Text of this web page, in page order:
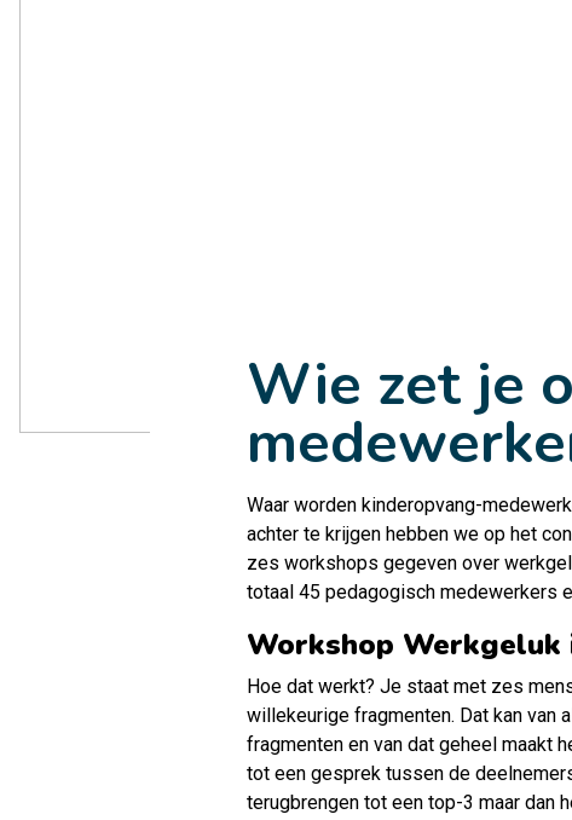
Wie zet je
Waar worden kinderopvang-
achter te krijgen hebben we op het
zes workshops gegeven over
totaal 45 pedagogisch medewerkers
Workshop Werkgeluk
Hoe dat werkt? Je staat met zes
willekeurige fragmenten. Dat kan van
fragmenten en van dat geheel maakt
tot een gesprek tussen de
terugbrengen tot een top-3 maar dan